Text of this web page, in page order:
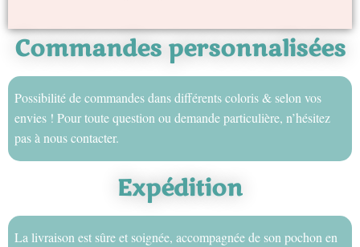
Commandes personnalisées
Possibilité de commandes dans différents coloris & selon vos
envies ! Pour toute question ou demande particulière, n’hésitez
pas à nous contacter.
Expédition
La livraison est sûre et soignée, accompagnée de son pochon en